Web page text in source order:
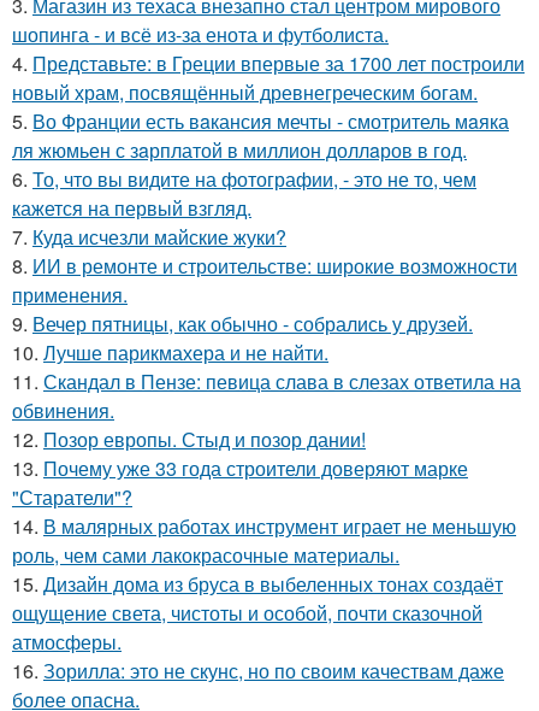
шопинга - и всё из-за енота и футболиста.
4. Представьте: в Греции впервые за 1700 лет построили
новый храм, посвящённый древнегреческим богам.
5. Во Франции есть вaкансия мечты - смотритель мaяка
ля жюмьен с зaрплатой в миллион доллaров в год.
6. То, что вы видите на фотографии, - это не то, чем
кажется на первый взгляд.
7. Куда исчезли майские жуки?
8. ИИ в ремонте и строительстве: широкие возможности
применения.
9. Вечер пятницы, как обычно - собрались у друзей.
10. Лучше парикмахера и не найти.
11. Скандал в Пензе: певица слава в слезах ответила на
обвинения.
12. Позор европы. Стыд и позор дании!
13. Почему уже 33 года строители доверяют марке
"Старатели"?
14. В малярных работах инструмент играет не меньшую
роль, чем сами лакокрасочные материалы.
15. Дизайн дома из бруса в выбеленных тонах создаёт
ощущение света, чистоты и особой, почти сказочной
атмосферы.
16. Зорилла: это не скунс, но по своим качествам даже
более опасна.